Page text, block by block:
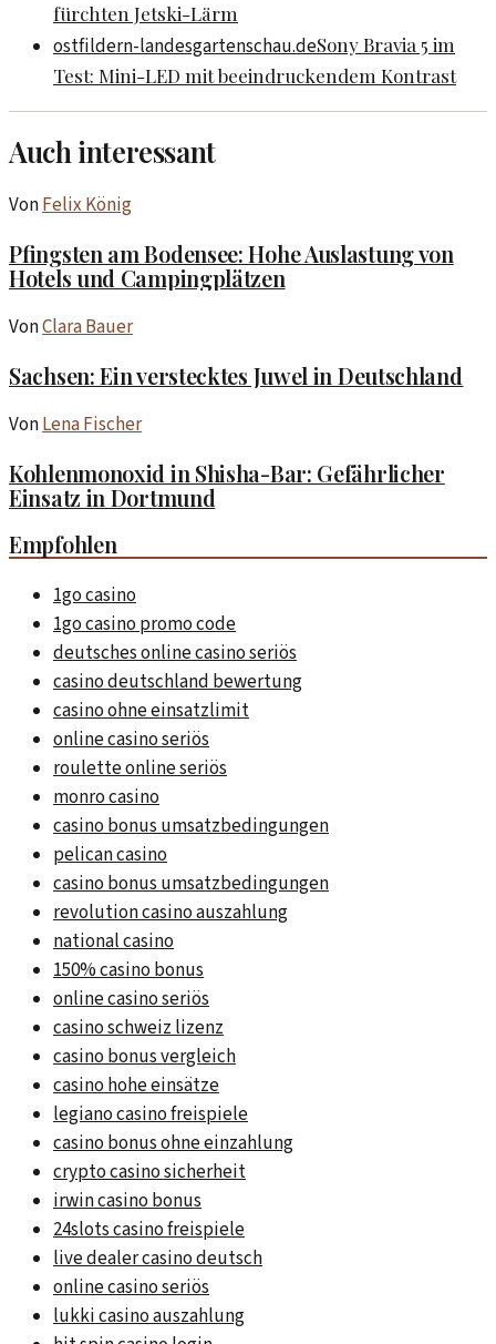
fürchten Jetski-Lärm
ostfildern-landesgartenschau.deSony Bravia 5 im
Test: Mini-LED mit beeindruckendem Kontrast
Auch interessant
VonFelix König
Pfingsten am Bodensee: Hohe Auslastung von
Hotels und Campingplätzen
VonClara Bauer
Sachsen: Ein verstecktes Juwel in Deutschland
VonLena Fischer
Kohlenmonoxid in Shisha-Bar: Gefährlicher
Einsatz in Dortmund
Empfohlen
1go casino
1go casino promo code
deutsches online casino seriös
casino deutschland bewertung
casino ohne einsatzlimit
online casino seriös
roulette online seriös
monro casino
casino bonus umsatzbedingungen
pelican casino
casino bonus umsatzbedingungen
revolution casino auszahlung
national casino
150% casino bonus
online casino seriös
casino schweiz lizenz
casino bonus vergleich
casino hohe einsätze
legiano casino freispiele
casino bonus ohne einzahlung
crypto casino sicherheit
irwin casino bonus
24slots casino freispiele
live dealer casino deutsch
online casino seriös
lukki casino auszahlung